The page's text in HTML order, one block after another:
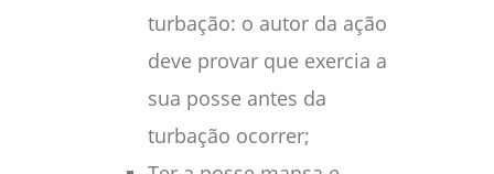
turbação: o autor da ação
deve provar que exercia a
sua posse antes da
turbação ocorrer;